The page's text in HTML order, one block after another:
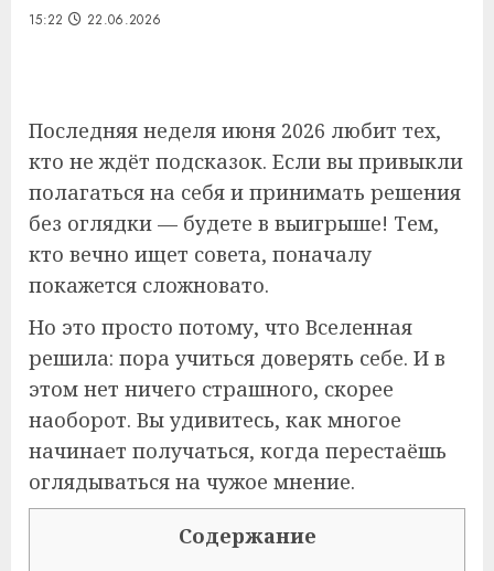
15:22 22.06.2026
Последняя неделя июня 2026 любит тех,
кто не ждёт подсказок. Если вы привыкли
полагаться на себя и принимать решения
без оглядки — будете в выигрыше! Тем,
кто вечно ищет совета, поначалу
покажется сложновато.
Но это просто потому, что Вселенная
решила: пора учиться доверять себе. И в
этом нет ничего страшного, скорее
наоборот. Вы удивитесь, как многое
начинает получаться, когда перестаёшь
оглядываться на чужое мнение.
Содержание